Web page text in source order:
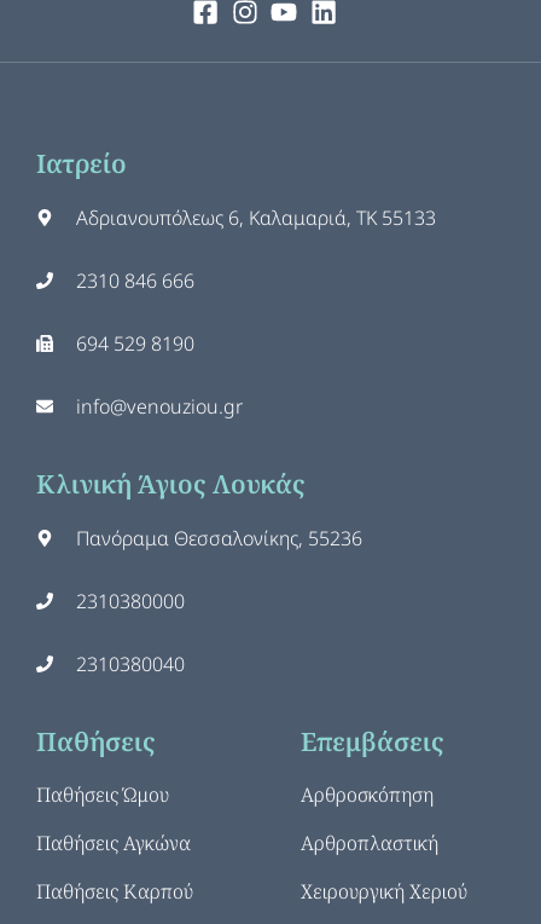
Ιατρείο
Αδριανουπόλεως 6, Καλαμαριά, ΤΚ 55133
2310 846 666
694 529 8190
info@venouziou.gr
Κλινική Άγιος Λουκάς
Πανόραμα Θεσσαλονίκης, 55236
2310380000
2310380040
Παθήσεις
Παθήσεις Ώμου
Παθήσεις Αγκώνα
Παθήσεις Καρπού
Επεμβάσεις
Αρθροσκόπηση
Αρθροπλαστική
Χειρουργική Χεριού